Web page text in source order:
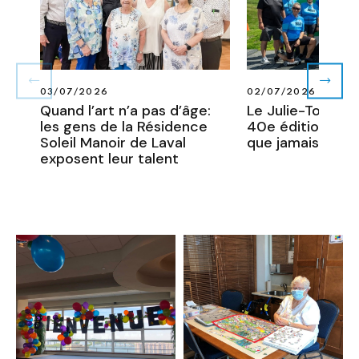
PLUS
SUR
LA
RÉSIDENCE
SOLEIL
MANOIR
DE
LAVAL
EXPOSENT
LEUR
TALENT
03/07/2026
Quand l’art n’a pas d’âge:
les gens de la Résidence
Soleil Manoir de Laval
exposent leur talent
02/07/2026
Le Julie-Tour
40e édition
que jamais !